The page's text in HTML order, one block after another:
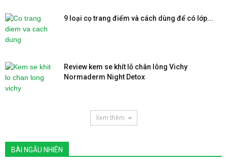
9 loại cọ trang điểm và cách dùng để có lớp...
Review kem se khít lỗ chân lông Vichy
Normaderm Night Detox
Xem thêm
BÀI NGẪU NHIÊN